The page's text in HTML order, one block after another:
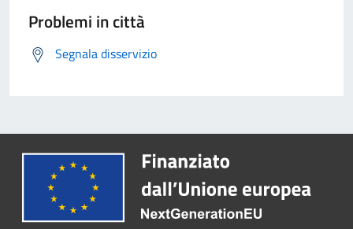
Problemi in città
Segnala disservizio